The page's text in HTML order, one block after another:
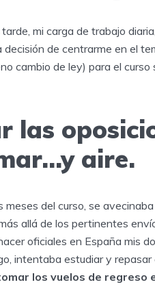
mi carga de trabajo
decisión de centrarme en el
cambio de ley) para el curso
las
aire.
meses del curso, se
allá de los pertinentes
oficiales en España mis
intentaba estudiar y
los vuelos de regreso